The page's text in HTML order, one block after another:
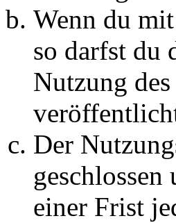
Wenn du
so darfst du
Nutzung
Der
einer Frist